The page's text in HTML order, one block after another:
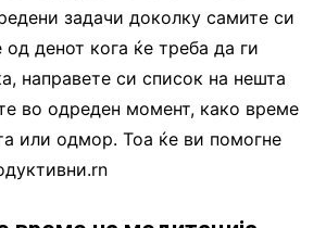
задачи доколку самите си
денот кога ќе треба да ги
направете си список на нешта
во одреден момент, како време
или одмор. Тоа ќе ви помогне